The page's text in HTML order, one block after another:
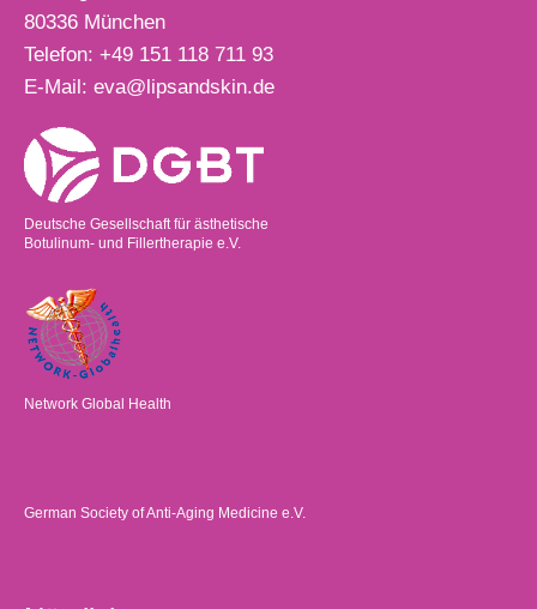
80336 München
Telefon: +49 151 118 711 93
E-Mail: eva@lipsandskin.de
Deutsche Gesellschaft für ästhetische
Botulinum- und Fillertherapie e.V.
Network Global Health
German Society of Anti-Aging Medicine e.V.